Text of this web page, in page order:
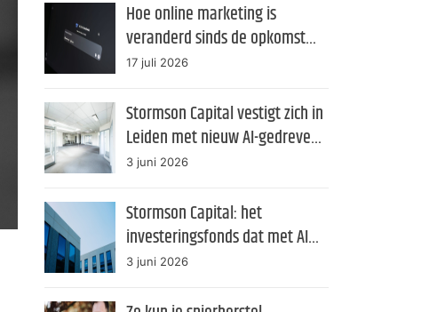
Hoe online marketing is
veranderd sinds de opkomst
van AI
17 juli 2026
Stormson Capital vestigt zich in
Leiden met nieuw AI-gedreven
investeringsfonds
3 juni 2026
Stormson Capital: het
investeringsfonds dat met AI
management transparantie als
3 juni 2026